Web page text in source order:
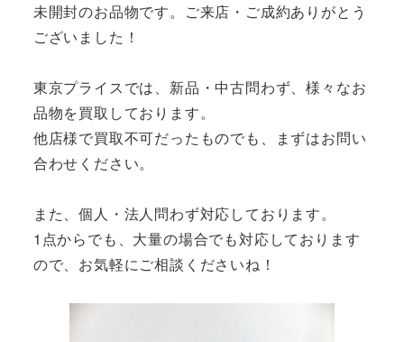
未開封のお品物です。ご来店・ご成約ありがとう
ございました！
東京プライスでは、新品・中古問わず、様々なお
品物を買取しております。
他店様で買取不可だったものでも、まずはお問い
合わせください。
また、個人・法人問わず対応しております。
1点からでも、大量の場合でも対応しております
ので、お気軽にご相談くださいね！